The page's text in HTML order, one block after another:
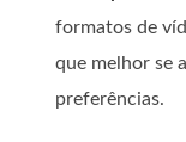
formatos de
que melhor se
preferências.